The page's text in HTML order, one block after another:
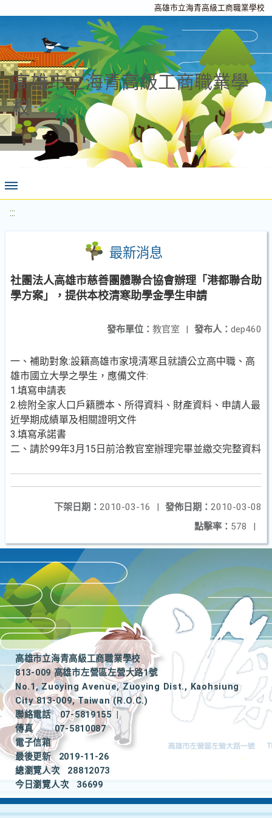
高雄市立海青高級工商職業學校
高雄市立海青高級工商職業學
校
:::
最新消息
社團法人高雄市慈善團體聯合協會辦理「港都聯合助
學方案」，提供本校清寒助學金學生申請
發布人： dep460
發布單位： 教官室 |
一、補助對象:設籍高雄市家境清寒且就讀公立高中職、高
雄市國立大學之學生，應備文件:
1.填寫申請表
2.檢附全家人口戶籍謄本、所得資料、財產資料、申請人最
近學期成績單及相關證明文件
3.填寫承諾書
二、請於99年3月15日前洽教官室辦理完畢並繳交完整資料
發佈日期： 2010-03-08
下架日期： 2010-03-16
|
點擊率： 578 |
高雄市立海青高級工商職業學校
813-009 高雄市左營區左營大路1號
No.1, Zuoying Avenue, Zuoying Dist., Kaohsiung
City 813-009, Taiwan (R.O.C.)
聯絡電話
07-5819155
|
傳真
07-5810087
電子信箱
最後更新
2019-11-26
總瀏覽人次
28812073
今日瀏覽人次
36699